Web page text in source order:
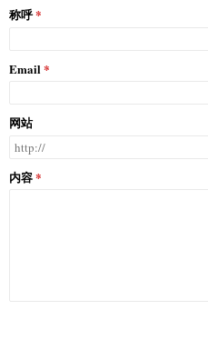
称呼
Email
网站
内容